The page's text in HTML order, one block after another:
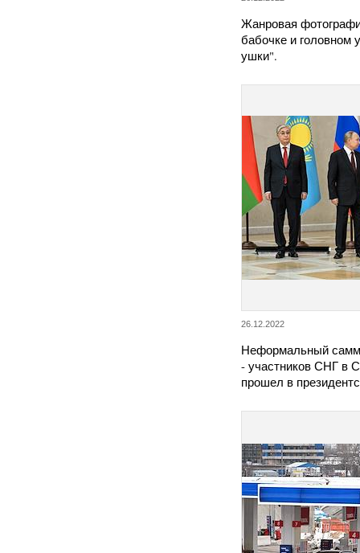
Жанровая
бабочке и головном
ушки".
26.12.2022
Неформальный
- участников СНГ в
прошел в